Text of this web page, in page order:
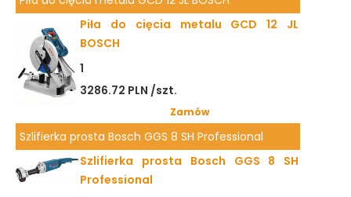
Piła do cięcia metalu GCD 12 JL
BOSCH
1
3286.72 PLN /szt.
Zamów
Szlifierka prosta Bosch GGS 8 SH Professional
Szlifierka prosta Bosch GGS 8 SH
Professional